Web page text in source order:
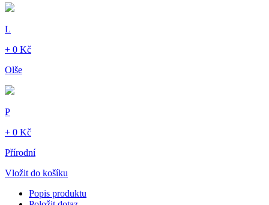
L
+ 0 Kč
Olše
P
+ 0 Kč
Přírodní
Vložit do košíku
Popis produktu